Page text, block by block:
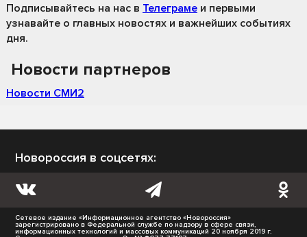
Подписывайтесь на нас в Телеграме и первыми
узнавайте о главных новостях и важнейших событиях
дня.
Новости партнеров
Новости СМИ2
Новороссия в соцсетях:
Сетевое издание «Информационное агентство «Новороссия»
зарегистрировано в Федеральной службе по надзору в сфере связи,
информационных технологий и массовых коммуникаций 20 ноября 2019 г.